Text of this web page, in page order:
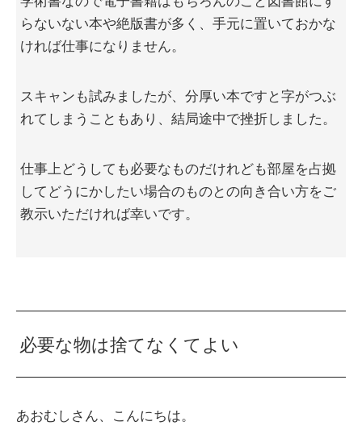
らないない本や絶版書が多く、手元に置いておかな
ければ仕事になりません。
スキャンも試みましたが、分厚い本ですと字がつぶ
れてしまうこともあり、結局途中で挫折しました。
仕事上どうしても必要なものだけれども部屋を占拠
してどうにかしたい場合のものとの向き合い方をご
教示いただければ幸いです。
必要な物は捨てなくてよい
あおむしさん、こんにちは。